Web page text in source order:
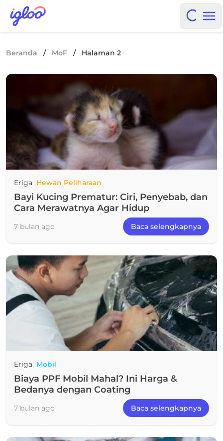
Skip to content
Igloo Blog
Open
Beranda / MoF / Halaman 2
Eriga Hewan Peliharaan
Bayi Kucing Prematur: Ciri, Penyebab, dan
Cara Merawatnya Agar Hidup
7 bulan ago Baca selengkapnya
Eriga Mobil
Biaya PPF Mobil Mahal? Ini Harga &
Bedanya dengan Coating
7 bulan ago Baca selengkapnya